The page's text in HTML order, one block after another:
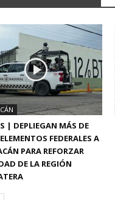
| DEPLIEGAN MÁS DE
FEDERALES A
PARA REFORZAR
DE LA REGIÓN